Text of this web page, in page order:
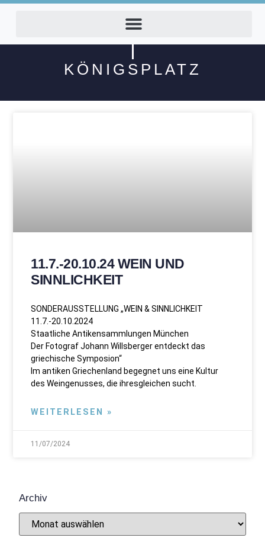
KÖNIGSPLATZ
11.7.-20.10.24 WEIN UND
SINNLICHKEIT
SONDERAUSSTELLUNG „WEIN & SINNLICHKEIT
11.7.-20.10.2024
Staatliche Antikensammlungen München
Der Fotograf Johann Willsberger entdeckt das
griechische Symposion“
Im antiken Griechenland begegnet uns eine Kultur
des Weingenusses, die ihresgleichen sucht.
WEITERLESEN »
11/07/2024
Archiv